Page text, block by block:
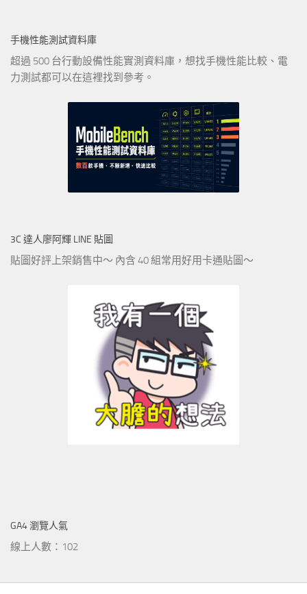
手機性能測試資料庫
超過 500 台行動設備性能實測資料庫，想找手機性能比較、電
力測試都可以在這裡找到參考。
3C 達人廖阿輝 LINE 貼圖
貼圖好評上架銷售中～ 內含 40 組常用好用卡通貼圖～
GA4 瀏覽人氣
線上人數：102